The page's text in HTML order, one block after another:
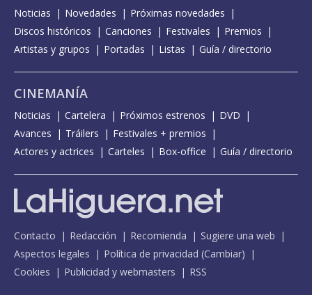
Noticias Novedades
Próximas novedades
Discos históricos
Canciones Festivales
Premios
Artistas y grupos
Portadas Listas Guía / directorio
CINEMANÍA
Noticias Cartelera Próximos estrenos
DVD
Avances
Tráilers
Festivales + premios
Actores y actrices
Carteles Box-office Guía / directorio
Contacto Redacción Recomienda
Sugiere una web
Aspectos legales
Política de privacidad (Cambiar)
Cookies
Publicidad y webmasters RSS